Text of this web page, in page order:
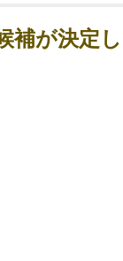
補が決定